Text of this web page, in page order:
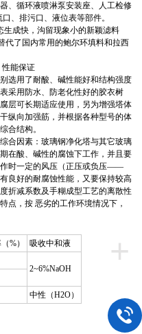
、循环液喷淋泵安装座、人工检修
、排污口、液位表等部件。
生成快，沟留现象小的新颖滤料
了国内常用的鲍尔环填料和拉西
性能保证
选用了耐酸、碱性能好和结构强度
采用防水、防老化性好的胶衣树
层可长期适应使用，另为增强塔体
纵向加强筋，并根据各种型号的体
合结构。
合因素：玻璃钢净化塔与其它玻璃
在酸、碱性的腐蚀下工作，并且要
作时一定的风压（正压或负压——
良好的耐腐蚀性能，又要保持较高
折减系数及手糊成型工艺的离散性
点，按 恶劣的工作环境情况下，
+
%）
吸收中和液
2~6%NaOH
中性（H2O）